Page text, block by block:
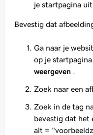
je startpagina uit
Bevestig dat
Ga naar je
op je
weergeven
Zoek naar een
Zoek in de tag
bevestig dat het
alt =